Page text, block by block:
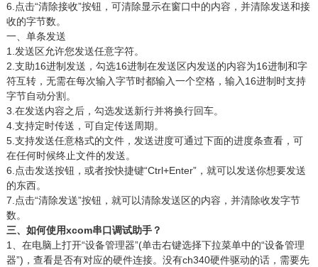
6. 点击“清除接收”按钮，可清除显示在窗口中的内容，并清除发送和接
收的字节数。
一、单条发送
1. 发送区允许您发送任意字符。
2. 支助16进制发送，勾选16进制在发送区内发送的内容为16进制和字
符互转，无需在每次输入字节时都输入一个空格，输入16进制时支持
字节自动分割。
3. 在发送内容之后，勾选发送新行并将换行回车。
4. 支持定时传送，可自定传送周期。
5. 支持发送任意格式的文件，发送进度可通过下面的进度条查看，可
在任何时候终止文件的发送。
6. 点击发送按钮，或者按快捷键“Ctrl+Enter”，就可以发送你想要发送
的东西。
7. 点击“清除发送”按钮，就可以清除发送区的内容，并清除收发字节
数。
三、如何使用xcom串口调试助手？
1、在电脑上打开“设备管理器”(单击右键选择下拉菜单中的“设备管理
器”)，查看是否有对应的硬件连接。没有ch340硬件驱动的话，需要先